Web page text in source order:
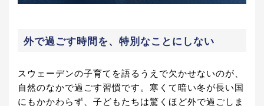
外で過ごす時間を、特別なことにしない
スウェーデンの子育てを語るうえで欠かせないのが、
自然のなかで過ごす習慣です。寒くて暗い冬が長い国
にもかかわらず、子どもたちは驚くほど外で過ごしま